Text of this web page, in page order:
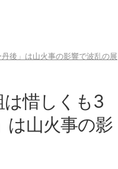
後」は山火事の影響で波乱の展
は惜しくも3
は山火事の影